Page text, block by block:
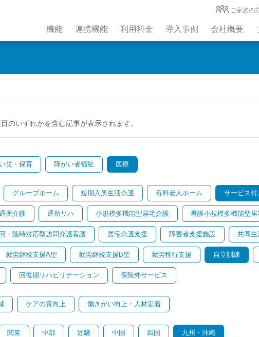
ご家族の
機能 連携機能 利用料金 導入事例 会社概要
のいずれかを含む記事が表示されます。
児・保育 障がい者福祉 医療
グループホーム 短期入所生活介護 有料老人ホーム サービス
所介護 通所リハ 小規模多機能型居宅介護 看護小規模多機能型居
・随時対応型訪問介護看護 居宅介護支援 障害者支援施設 共同生
就労継続支援A型 就労継続支援B型 就労移行支援 自立訓練
回復期リハビリテーション 保険外サービス
ケアの質向上 働きがい向上・人材定着
関東 中部 近畿 中国 四国 九州・沖縄